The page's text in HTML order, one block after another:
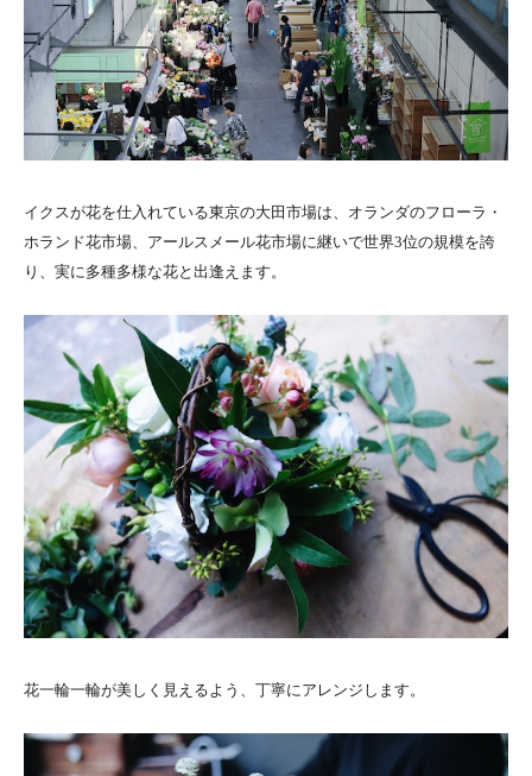
イクスが花を仕入れている東京の大田市場は、オランダのフローラ・
ホランド花市場、アールスメール花市場に継いで世界3位の規模を誇
り、実に多種多様な花と出逢えます。
花一輪一輪が美しく見えるよう、丁寧にアレンジします。